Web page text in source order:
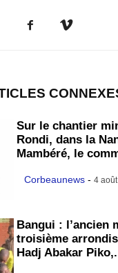
Sur le chantier
Rondi, dans la
Mambéré, le
Corbeaunews - 4
Bangui : l’ancien
troisième
Hadj Abakar